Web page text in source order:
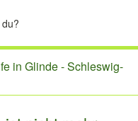
in Glinde - Schleswig-